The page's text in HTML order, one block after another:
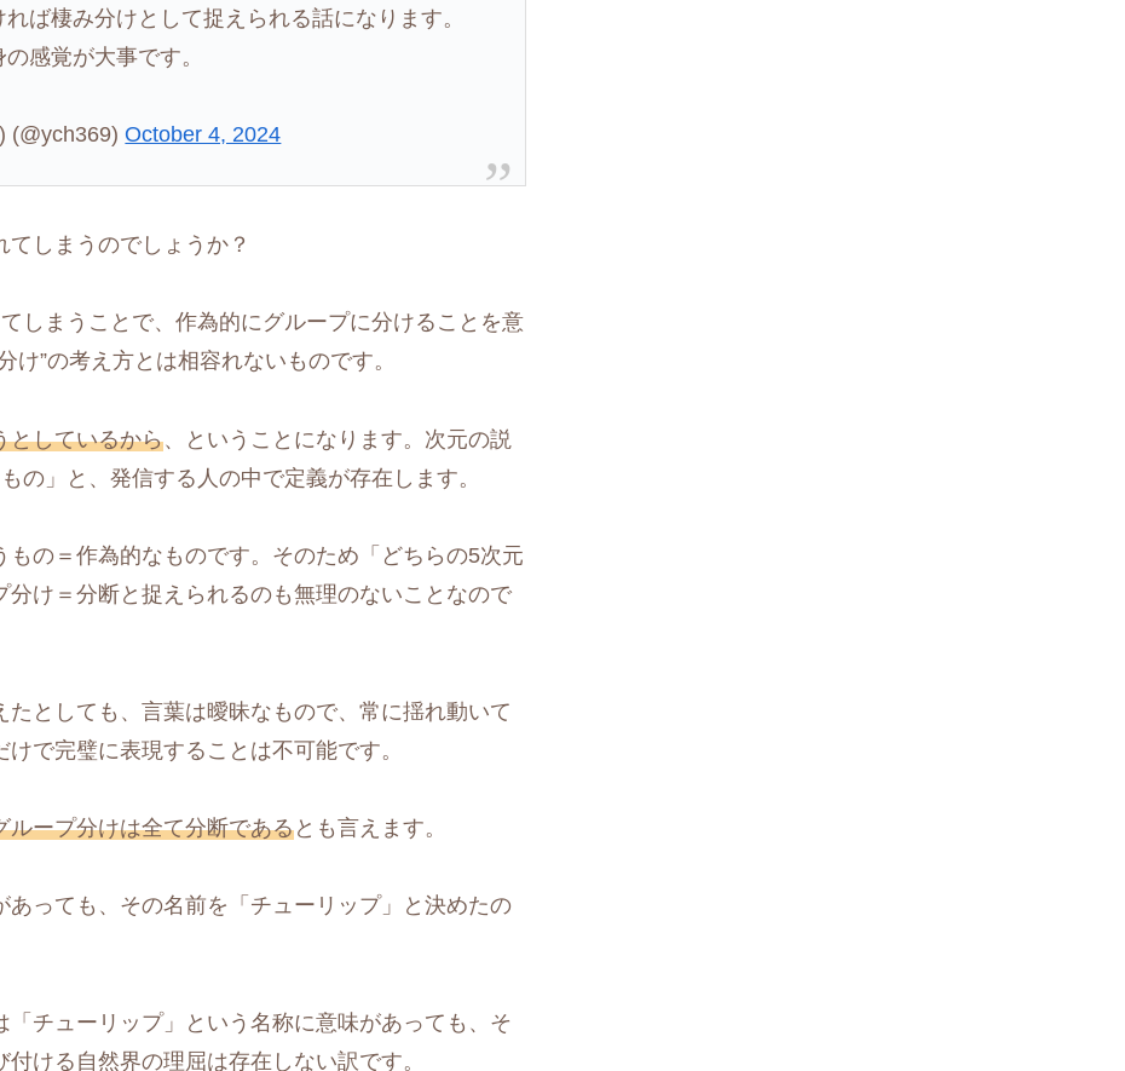
ば棲み分けとして捉えられる話になります。
感覚が大事です。
(@ych369)October 4, 2024
しまうのでしょうか？
しまうことで、作為的にグループに分けることを意
”の考え方とは相容れないものです。
としているから、ということになります。次元の説
の」と、発信する人の中で定義が存在します。
の＝作為的なものです。そのため「どちらの5次元
け＝分断と捉えられるのも無理のないことなので
としても、言葉は曖昧なもので、常に揺れ動いて
で完璧に表現することは不可能です。
ループ分けは全て分断であるとも言えます。
っても、その名前を「チューリップ」と決めたの
チューリップ」という名称に意味があっても、そ
ける自然界の理屈は存在しない訳です。